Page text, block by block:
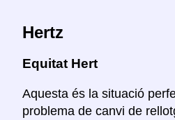
Hertz
Equitat Hert
Aquesta és la situació
problema de canvi de